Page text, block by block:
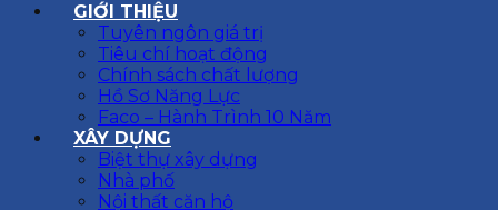
GIỚI THIỆU
Tuyên ngôn giá trị
Tiêu chí hoạt động
Chính sách chất lượng
Hồ Sơ Năng Lực
Faco – Hành Trình 10 Năm
XÂY DỰNG
Biệt thự xây dựng
Nhà phố
Nội thất căn hộ